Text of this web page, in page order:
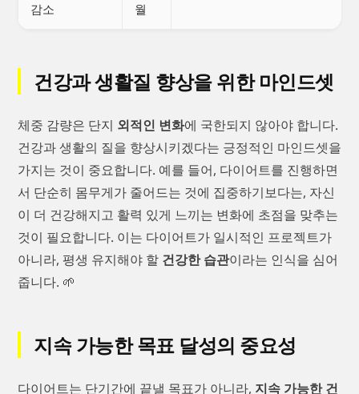
감소 월
건강과 생활질 향상을 위한 마인드셋
체중 감량은 단지 외적인 변화에 국한되지 않아야 합니다.
건강과 생활의 질을 향상시키겠다는 긍정적인 마인드셋을
가지는 것이 중요합니다. 예를 들어, 다이어트를 진행하면
서 단순히 몸무게가 줄어드는 것에 집중하기보다는, 자신
이 더 건강해지고 활력 있게 느끼는 변화에 초점을 맞추는
것이 필요합니다. 이는 다이어트가 일시적인 프로젝트가
아니라, 평생 유지해야 할 건강한 습관이라는 인식을 심어
줍니다. 🌱
지속 가능한 목표 달성의 중요성
다이어트는 단기간에 끝낼 목표가 아니라, 지속 가능한 건